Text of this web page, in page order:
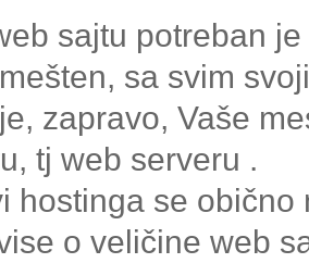
sajtu potreban
sa svim
zapravo, Vaše
tj web serveru .
hostinga se
o veličine web